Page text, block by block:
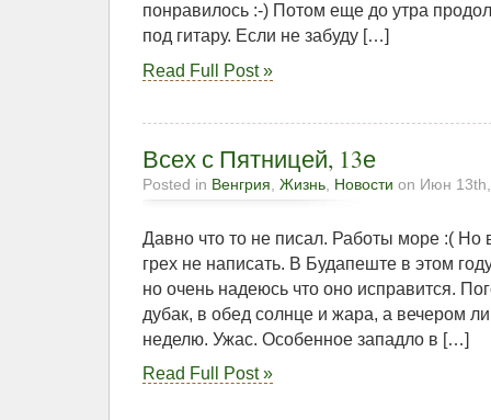
понравилось :-) Потом еще до утра
под гитару. Если не забуду […]
Read Full Post »
Всех с Пятницей, 13е
Posted in Венгрия Жизнь Новости on Июн
Давно что то не писал. Работы море :( Но
грех не написать. В Будапеште в этом
но очень надеюсь что оно исправится.
дубак, в обед солнце и жара, а вечером
неделю. Ужас. Особенное западло в […]
Read Full Post »